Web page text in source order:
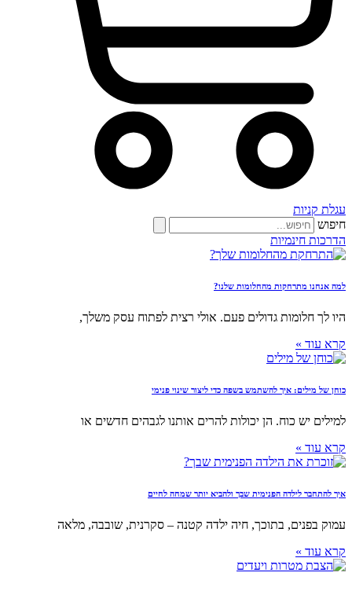
עגלת קניות
חיפוש
הדרכות חינמיות
למה אנחנו מתרחקות מהחלומות שלנו?
היו לך חלומות גדולים פעם. אולי רצית לפתוח עסק משלך,
קרא עוד »
כוחן של מילים: איך להשתמש בשפה כדי ליצור שינוי פנימי
למילים יש כוח. הן יכולות להרים אותנו לגבהים חדשים או
קרא עוד »
איך להתחבר לילדה הפנימית שבך ולהביא יותר שמחה לחיים
עמוק בפנים, בתוכך, חיה ילדה קטנה – סקרנית, שובבה, מלאה
קרא עוד »